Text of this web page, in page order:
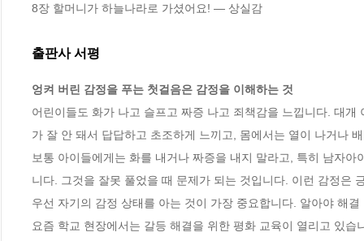
8장 할머니가 하늘나라로 가셨어요! ― 상실감
출판사 서평
엉켜 버린 감정을 푸는 첫걸음은 감정을 이해하는 것
어린이들도 화가 나고 슬프고 짜증 나고 죄책감을 느낍니다. 대
가 잘 안 돼서 답답하고 초조하게 느끼고, 몸에서는 열이 나거나
보통 아이들에게는 화를 내거나 짜증을 내지 말라고, 특히 남자
니다. 그것을 잘못 풀었을 때 문제가 되는 것입니다. 이런 감정은
우선 자기의 감정 상태를 아는 것이 가장 중요합니다. 알아야 해
요즘 학교 현장에서는 갈등 해결을 위한 평화 교육이 열리고 있